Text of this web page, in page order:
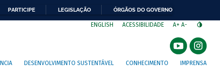
PARTICIPE LEGISLAÇÃO ÓRGÃOS DO GOVERNO
ENGLISH ACESSIBILIDADE A+ A-
DESENVOLVIMENTO SUSTENTÁVEL CONHECIMENTO IMPRENSA